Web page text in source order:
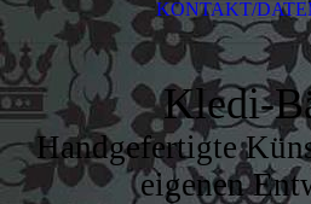
KONTAKT/
Kledi-
Handgefertigte
eigenen